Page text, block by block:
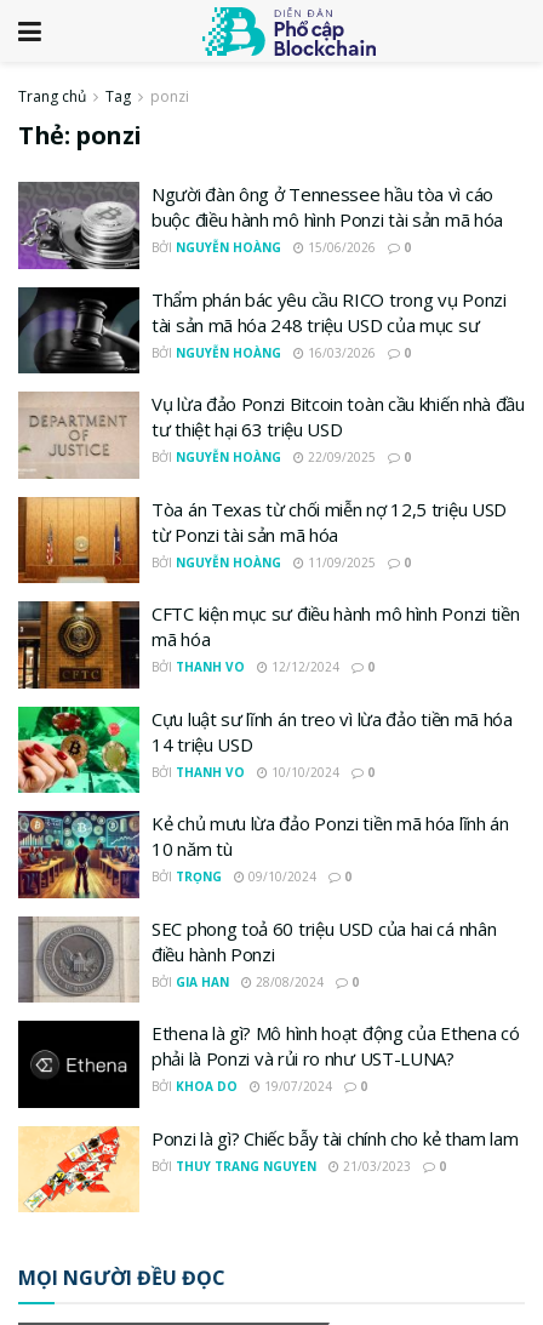
Trang chủ Tag ponzi
Thẻ: ponzi
Người đàn ông ở Tennessee hầu tòa vì cáo
buộc điều hành mô hình Ponzi tài sản mã hóa
BỞI NGUYỄN HOÀNG 15/06/2026 0
Thẩm phán bác yêu cầu RICO trong vụ Ponzi
tài sản mã hóa 248 triệu USD của mục sư
BỞI NGUYỄN HOÀNG 16/03/2026 0
Vụ lừa đảo Ponzi Bitcoin toàn cầu khiến nhà đầu
tư thiệt hại 63 triệu USD
BỞI NGUYỄN HOÀNG 22/09/2025 0
Tòa án Texas từ chối miễn nợ 12,5 triệu USD
từ Ponzi tài sản mã hóa
BỞI NGUYỄN HOÀNG 11/09/2025 0
CFTC kiện mục sư điều hành mô hình Ponzi tiền
mã hóa
BỞI THANH VO 12/12/2024 0
Cựu luật sư lĩnh án treo vì lừa đảo tiền mã hóa
14 triệu USD
BỞI THANH VO 10/10/2024 0
Kẻ chủ mưu lừa đảo Ponzi tiền mã hóa lĩnh án
10 năm tù
BỞI TRỌNG 09/10/2024 0
SEC phong toả 60 triệu USD của hai cá nhân
điều hành Ponzi
BỞI GIA HAN 28/08/2024 0
Ethena là gì? Mô hình hoạt động của Ethena có
phải là Ponzi và rủi ro như UST-LUNA?
BỞI KHOA DO 19/07/2024 0
Ponzi là gì? Chiếc bẫy tài chính cho kẻ tham lam
BỞI THUY TRANG NGUYEN 21/03/2023 0
MỌI NGƯỜI ĐỀU ĐỌC